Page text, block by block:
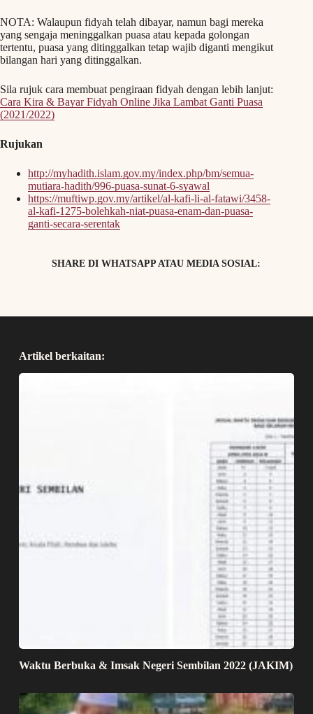
NOTA: Walaupun fidyah telah dibayar, namun bagi mereka
yang sengaja meninggalkan puasa atau kepada golongan
tertentu, puasa yang ditinggalkan tetap wajib diganti mengikut
bilangan hari yang ditinggalkan.
Sila rujuk cara membuat pengiraan fidyah dengan lebih lanjut:
Cara Kira & Bayar Fidyah Online Jika Lambat Ganti Puasa
(2021/2022)
Rujukan
http://myhadith.islam.gov.my/index.php/bm/semua-
mutiara-hadith/996-puasa-sunat-6-syawal
https://muftiwp.gov.my/artikel/al-kafi-li-al-fatawi/3458-
al-kafi-1275-bolehkah-niat-puasa-enam-dan-puasa-
ganti-secara-serentak
SHARE DI WHATSAPP ATAU MEDIA SOSIAL:
Artikel berkaitan:
Waktu Berbuka & Imsak Negeri Sembilan 2022 (JAKIM)